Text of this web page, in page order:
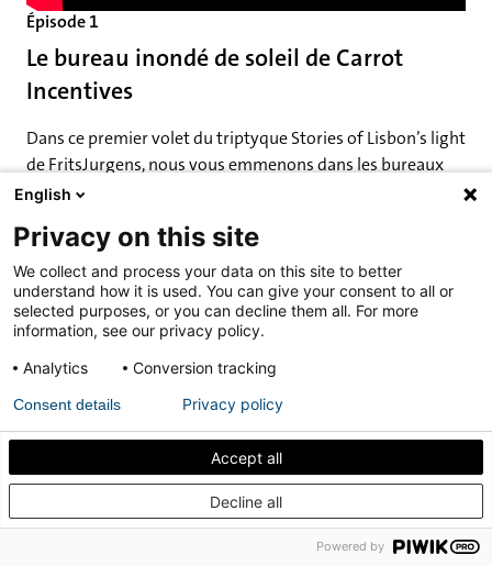
Épisode 1
Le bureau inondé de soleil de Carrot
Incentives
Dans ce premier volet du triptyque Stories of Lisbon’s light
de FritsJurgens, nous vous emmenons dans les bureaux
baignés de soleil de Carrot Incentives. La ville connue pour
baigne dans un type de lumière du jour caractéristique :
elle se reflète sur le fleuve Tage.
Dix portes pivotantes en acier et verre contrôlent cette
lumière naturelle dans l'espace de travail de Carrot
Incentives du lever au coucher du soleil, créant un
environnement de travail agréable toute la journée.
Comment isoler acoustiquement votre porte
English
Privacy on this site
We collect and process your data on this site to better
understand how it is used. You can give your consent to all or
selected purposes, or you can decline them all. For more
information, see our privacy policy.
Analytics
Conversion tracking
Accept all
Decline all
Consent details Privacy policy
Powered by